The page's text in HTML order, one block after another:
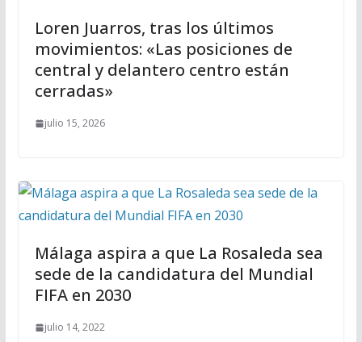
Loren Juarros, tras los últimos
movimientos: «Las posiciones de
central y delantero centro están
cerradas»
julio 15, 2026
Málaga aspira a que La Rosaleda sea
sede de la candidatura del Mundial
FIFA en 2030
julio 14, 2022